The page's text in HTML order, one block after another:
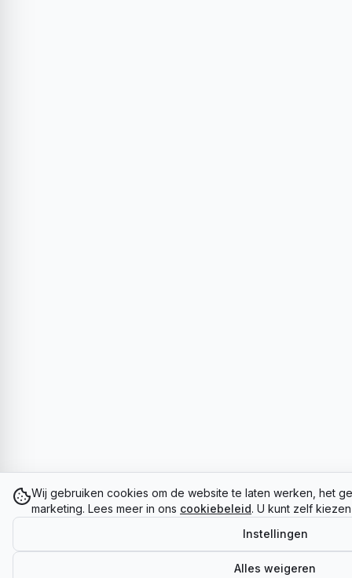
Wij gebruiken cookies om de website te laten werken, het
marketing. Lees meer in ons cookiebeleid. U kunt zelf
Instellingen
Alles weigeren